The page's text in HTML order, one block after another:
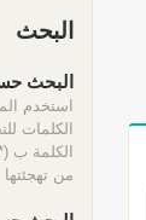
البحث
البحث
الكلمات
الكلمة ب
من تهجئتها